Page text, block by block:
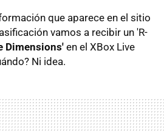
que aparece en el sitio
vamos a recibir un 'R-
Dimensions' en el XBox Live
Ni idea.